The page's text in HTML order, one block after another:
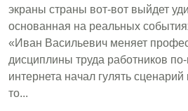
экраны страны вот-вот выйдет
основанная на реальных
«Иван Васильевич меняет
дисциплины труда работников
интернета начал гулять сценарий
то...